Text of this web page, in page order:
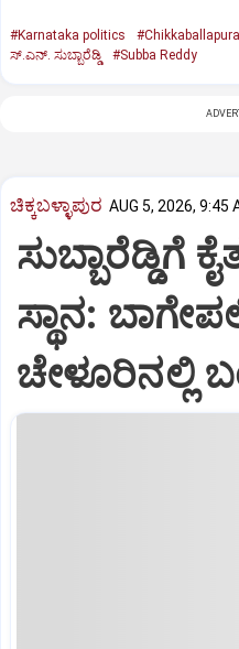
#Karnataka politics #Chikkaballapura
ಸ್.ಎನ್. ಸುಬ್ಬಾರೆಡ್ಡಿ
#Subba Reddy
ಚಿಕ್ಕಬಳ್ಳಾಪುರ AUG 5, 2026, 9:45
ಸುಬ್ಬಾರೆಡ್ಡಿಗೆ
ಸ್ಥಾನ:
ಚೇಳೂರಿನಲ್ಲಿ